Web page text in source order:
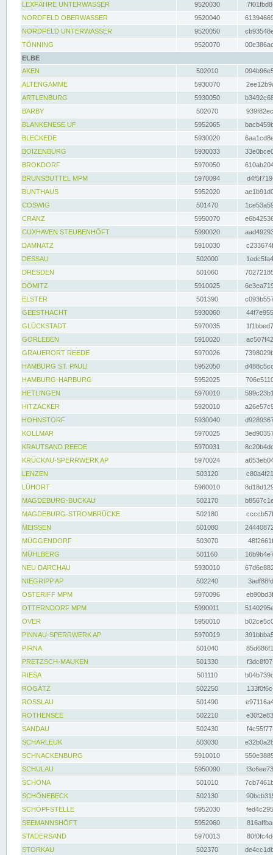
LEXFÄHRE UNTERWASSER
9520030
NORDFELD OBERWASSER
9520040
NORDFELD UNTERWASSER
9520050
TÖNNING
9520070
ELBE
AKEN
502010
ALTENGAMME
5930070
ARTLENBURG
5930050
BARBY
502070
BLANKENESE UF
5952065
BLECKEDE
5930020
BOIZENBURG
5930033
BROKDORF
5970050
BRUNSBÜTTEL MPM
5970094
BUNTHAUS
5952020
COSWIG
501470
CRANZ
5950070
CUXHAVEN STEUBENHÖFT
5990020
DAMNATZ
5910030
DESSAU
502000
DRESDEN
501060
DÖMITZ
5910025
ELSTER
501390
GEESTHACHT
5930060
GLÜCKSTADT
5970035
GORLEBEN
5910020
GRAUERORT REEDE
5970026
HAMBURG ST. PAULI
5952050
HAMBURG-HARBURG
5952025
HETLINGEN
5970010
HITZACKER
5920010
HOHNSTORF
5930040
KOLLMAR
5970025
KRAUTSAND REEDE
5970031
KRÜCKAU-SPERRWERK AP
5970024
LENZEN
503120
LÜHORT
5960010
MAGDEBURG-BUCKAU
502170
MAGDEBURG-STROMBRÜCKE
502180
MEISSEN
501080
MÜGGENDORF
503070
MÜHLBERG
501160
NEU DARCHAU
5930010
NIEGRIPP AP
502240
OSTERIFF MPM
5970096
OTTERNDORF MPM
5990011
OVER
5950010
PINNAU-SPERRWERK AP
5970019
PIRNA
501040
PRETZSCH-MAUKEN
501330
RIESA
501110
ROGÄTZ
502250
ROSSLAU
501490
ROTHENSEE
502210
SANDAU
502430
SCHARLEUK
503030
SCHNACKENBURG
5910010
SCHULAU
5950090
SCHÖNA
501010
SCHÖNEBECK
502130
SCHÖPFSTELLE
5952030
SEEMANNSHÖFT
5952060
STADERSAND
5970013
STORKAU
502370